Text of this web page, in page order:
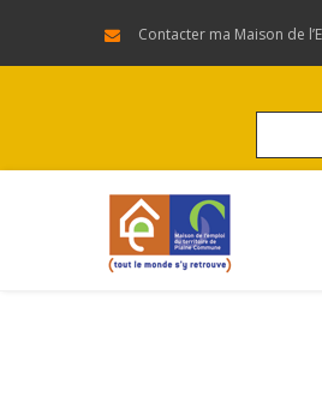
Contacter ma Maison de